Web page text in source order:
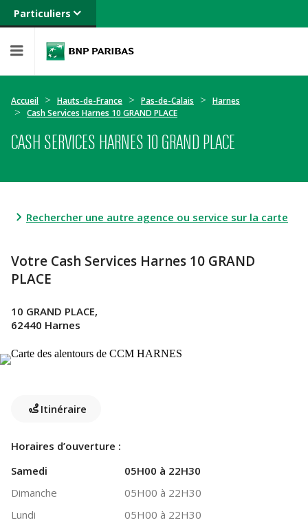
Particuliers
Banque privée
Entreprises
Accueil Hauts-de-France Pas-de-Calais
Harnes
Cash Services Harnes 10 GRAND PLACE
CASH SERVICES HARNES 10 GRAND PLACE
Rechercher une autre agence ou service sur la carte
Votre Cash Services Harnes 10 GRAND
PLACE
10 GRAND PLACE,
62440 Harnes
Itinéraire
Horaires d’ouverture :
Samedi
05H00 à 22H30
Dimanche
05H00 à 22H30
Lundi
05H00 à 22H30